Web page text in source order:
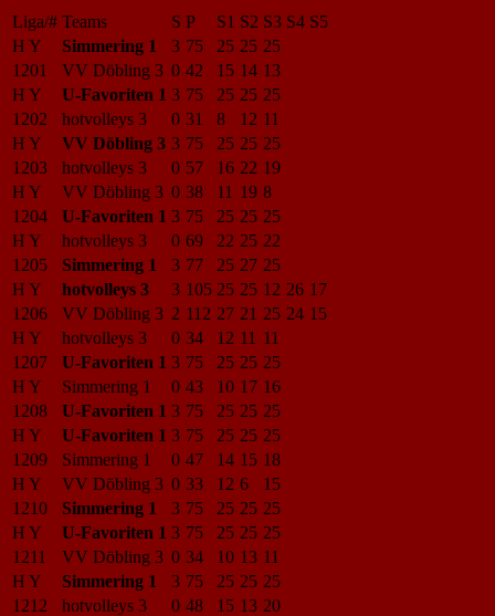
Liga/# Teams S P S1 S2 S3 S4 S5
H Y
Simmering 1 3 75 25 25 25
1201
VV Döbling 3 0 42 15 14 13
H Y
U-Favoriten 1 3 75 25 25 25
1202
hotvolleys 3 0 31 8 12 11
H Y
VV Döbling 3 3 75 25 25 25
1203
hotvolleys 3 0 57 16 22 19
H Y
VV Döbling 3 0 38 11 19 8
1204
U-Favoriten 1 3 75 25 25 25
H Y
hotvolleys 3 0 69 22 25 22
1205
Simmering 1 3 77 25 27 25
H Y
hotvolleys 3 3 105 25 25 12 26 17
1206
VV Döbling 3 2 112 27 21 25 24 15
H Y
hotvolleys 3 0 34 12 11 11
1207
U-Favoriten 1 3 75 25 25 25
H Y
Simmering 1 0 43 10 17 16
1208
U-Favoriten 1 3 75 25 25 25
H Y
U-Favoriten 1 3 75 25 25 25
1209
Simmering 1 0 47 14 15 18
H Y
VV Döbling 3 0 33 12 6
15
1210
Simmering 1 3 75 25 25 25
H Y
U-Favoriten 1 3 75 25 25 25
1211
VV Döbling 3 0 34 10 13 11
H Y
Simmering 1 3 75 25 25 25
1212
hotvolleys 3 0 48 15 13 20